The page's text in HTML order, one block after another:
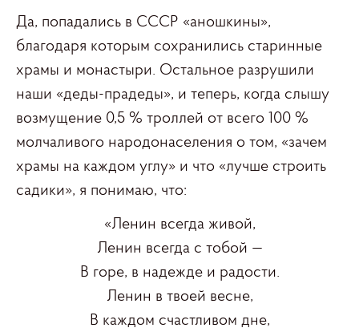
Да, попадались в СССР «аношкины»,
благодаря которым сохранились старинные
храмы и монастыри. Остальное разрушили
наши «деды-прадеды», и теперь, когда слышу
возмущение 0,5 % троллей от всего 100 %
молчаливого народонаселения о том, «зачем
храмы на каждом углу» и что «лучше строить
садики», я понимаю, что:
«Ленин всегда живой,
Ленин всегда с тобой —
В горе, в надежде и радости.
Ленин в твоей весне,
В каждом счастливом дне,